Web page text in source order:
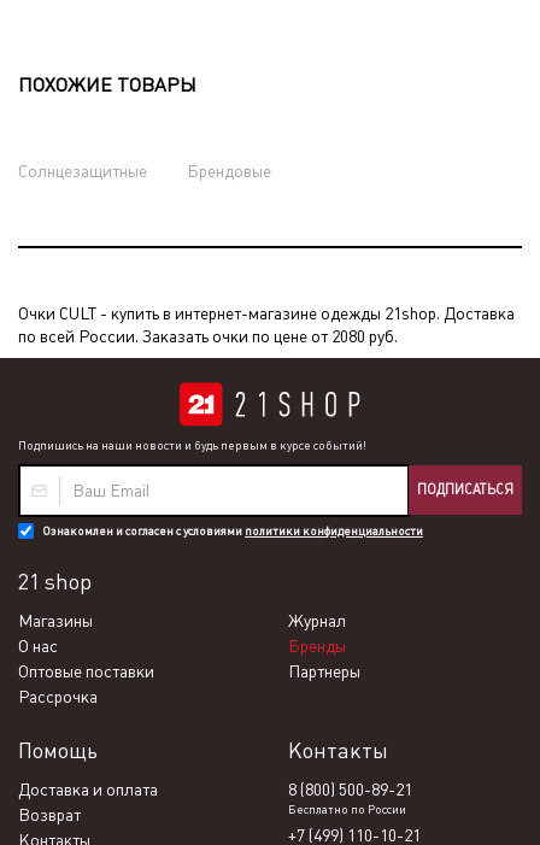
ПОХОЖИЕ ТОВАРЫ
Солнцезащитные Брендовые
Очки CULT - купить в интернет-магазине одежды 21shop. Доставка
по всей России. Заказать очки по цене от 2080 руб.
Подпишись на наши новости и будь первым в курсе событий!
ПОДПИСАТЬСЯ
Ознакомлен и согласен с условиями политики конфиденциальности
21 shop
Магазины
Журнал
О нас
Бренды
Оптовые поставки
Партнеры
Рассрочка
Помощь
Доставка и оплата
Возврат
Контакты
Контакты
8 (800) 500-89-21
Бесплатно по России
+7 (499) 110-10-21